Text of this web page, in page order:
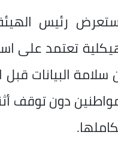
رئيس
تعتمد على
البيانات
دون توقف